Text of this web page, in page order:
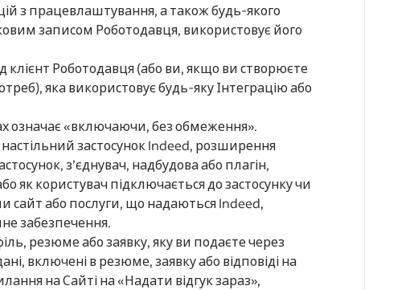
з працевлаштування, а також будь-якого
записом Роботодавця, використовує його
клієнт Роботодавця (або ви, якщо ви створюєте
яка використовує будь-яку Інтеграцію або
означає «включаючи, без обмеження».
застосунок Indeed, розширення
з’єднувач, надбудова або плагін,
як користувач підключається до застосунку чи
сайт або послуги, що надаються Indeed,
забезпечення.
резюме або заявку, яку ви подаєте через
включені в резюме, заявку або відповіді на
на Сайті на «Надати відгук зараз»,